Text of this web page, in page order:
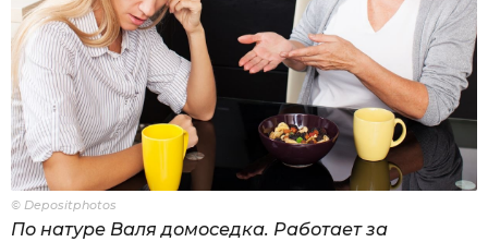
© Depositphotos
По натуре Валя домоседка. Работает за